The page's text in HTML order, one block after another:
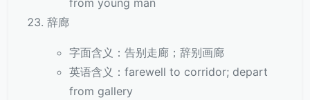
辞廊
字面含义：告别走廊；辞别画廊
英语含义：farewell to corridor; depart
from gallery